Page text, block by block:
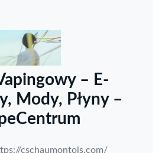
– E-
Mody, Płyny –
cschaumontois.com/